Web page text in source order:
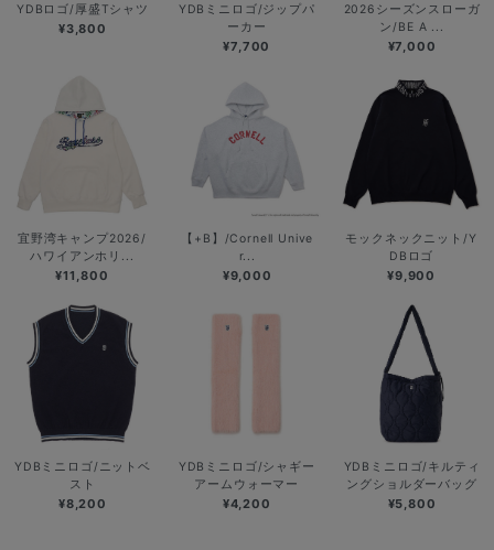
YDBロゴ/厚盛Tシャツ
¥3,800
YDBミニロゴ/ジップパ
ーカー
¥7,700
2026シーズンスローガ
ン/BE A ...
¥7,000
宜野湾キャンプ2026/
ハワイアンホリ...
¥11,800
【+B】/Cornell Unive
r...
¥9,000
モックネックニット/Y
DBロゴ
¥9,900
YDBミニロゴ/ニットベ
スト
¥8,200
YDBミニロゴ/シャギー
アームウォーマー
¥4,200
YDBミニロゴ/キルティ
ングショルダーバッグ
¥5,800